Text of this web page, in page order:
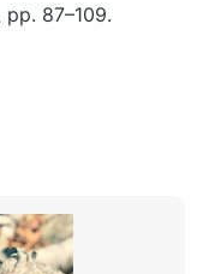
87–109.